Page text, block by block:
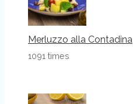
Merluzzo alla Contadina
1091 times